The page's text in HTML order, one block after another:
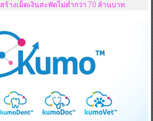
สร้างเม็ดเงินสะพัดไม่ต่ำกว่า 70 ล้านบาท